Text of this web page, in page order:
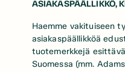
ASIAKASPÄÄLLIKKÖ,
Haemme vakituiseen
asiakaspäällikköä
tuotemerkkejä
Suomessa (mm.